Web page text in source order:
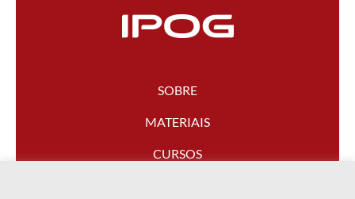
SOBRE
MATERIAIS
CURSOS